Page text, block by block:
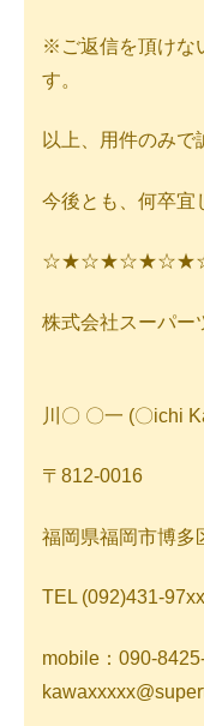
※ご返信を頂けな
す。
以上、用件のみで
今後とも、何卒宜
株式会社スーパー
川〇 〇一 (〇ichi
〒812-0016
福岡県福岡市博多
TEL (092)431-
mobile：090-